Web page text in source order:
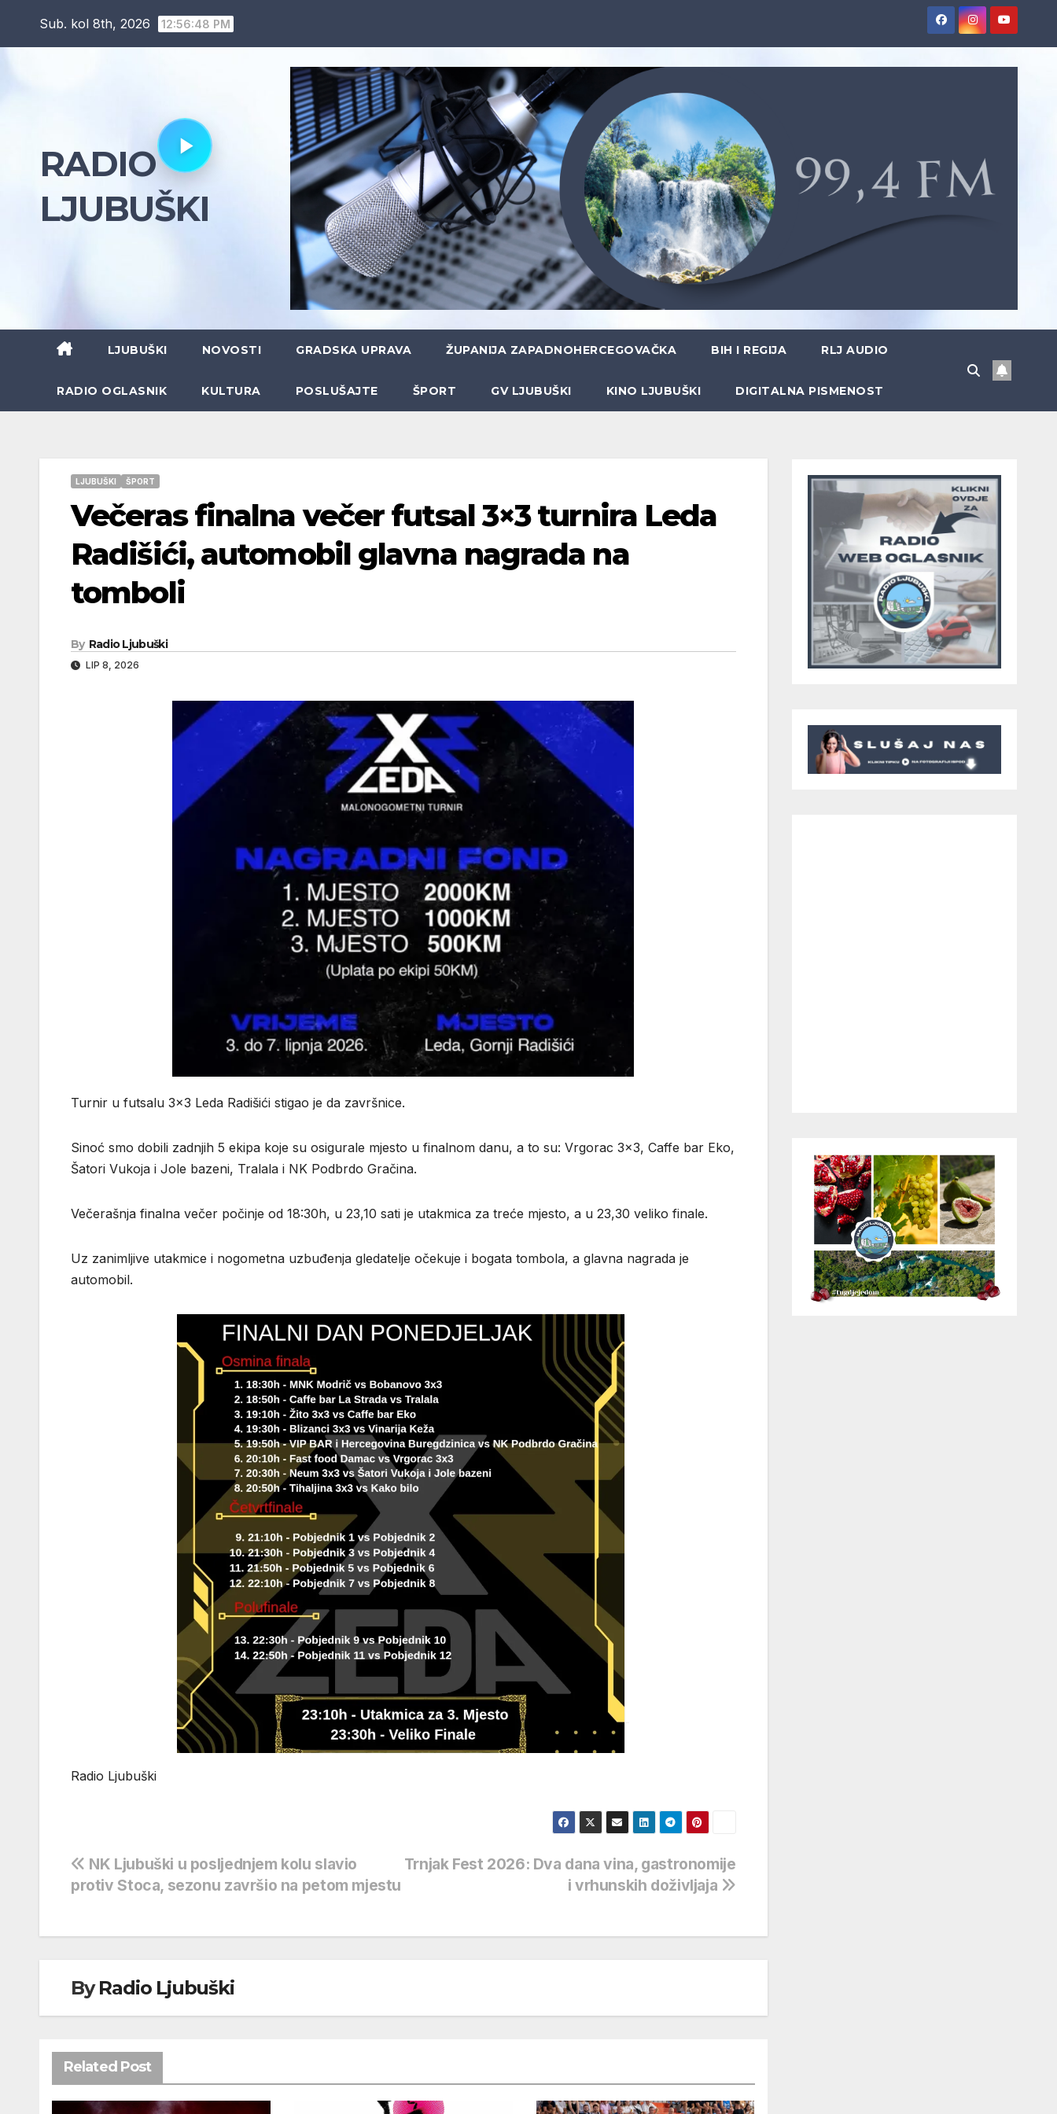
Sub. kol 8th, 2026 12:56:49 PM
RADIO
LJUBUŠKI
LJUBUŠKI NOVOSTI GRADSKA UPRAVA ŽUPANIJA ZAPADNOHERCEGOVAČKA BIH I REGIJA RLJ AUDIO
RADIO OGLASNIK KULTURA POSLUŠAJTE ŠPORT GV LJUBUŠKI KINO LJUBUŠKI DIGITALNA PISMENOST
LJUBUŠKI ŠPORT
Večeras finalna večer futsal 3×3 turnira Leda
Radišići, automobil glavna nagrada na
tomboli
By Radio Ljubuški
LIP 8, 2026
Turnir u futsalu 3×3 Leda Radišići stigao je da završnice.
Sinoć smo dobili zadnjih 5 ekipa koje su osigurale mjesto u finalnom danu, a to su: Vrgorac 3×3, Caffe bar Eko,
Šatori Vukoja i Jole bazeni, Tralala i NK Podbrdo Gračina.
Večerašnja finalna večer počinje od 18:30h, u 23,10 sati je utakmica za treće mjesto, a u 23,30 veliko finale.
Uz zanimljive utakmice i nogometna uzbuđenja gledatelje očekuje i bogata tombola, a glavna nagrada je
automobil.
Radio Ljubuški
Navigacija
objava
Trnjak Fest 2026: Dva dana vina, gastronomije
i vrhunskih doživljaja
NK Ljubuški u posljednjem kolu slavio
protiv Stoca, sezonu završio na petom mjestu
ByRadio Ljubuški
Related Post